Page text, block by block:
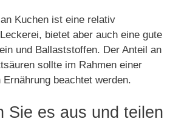
Kuchen ist eine relativ
bietet aber auch eine gute
und Ballaststoffen. Der Anteil an
sollte im Rahmen einer
Ernährung beachtet werden.
Sie es aus und teilen